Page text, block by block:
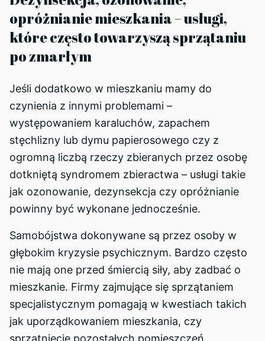
opróżnianie mieszkania – usługi,
które często towarzyszą sprzątaniu
po zmarłym
Jeśli dodatkowo w mieszkaniu mamy do
czynienia z innymi problemami –
występowaniem karaluchów, zapachem
stęchlizny lub dymu papierosowego czy z
ogromną liczbą rzeczy zbieranych przez osobę
dotkniętą syndromem zbieractwa – usługi takie
jak ozonowanie, dezynsekcja czy opróżnianie
powinny być wykonane jednocześnie.
Samobójstwa dokonywane są przez osoby w
głębokim kryzysie psychicznym. Bardzo często
nie mają one przed śmiercią siły, aby zadbać o
mieszkanie. Firmy zajmujące się sprzątaniem
specjalistycznym pomagają w kwestiach takich
jak uporządkowaniem mieszkania, czy